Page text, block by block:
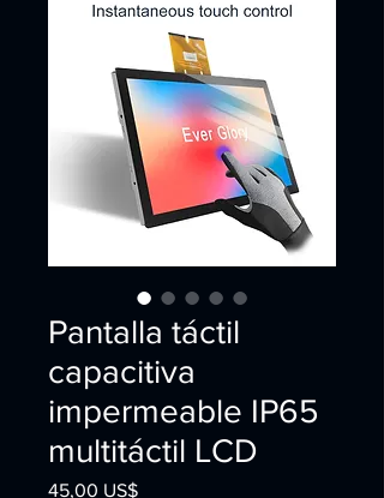
Pantalla táctil
capacitiva
impermeable IP65
multitáctil LCD
45,00 US$Precio